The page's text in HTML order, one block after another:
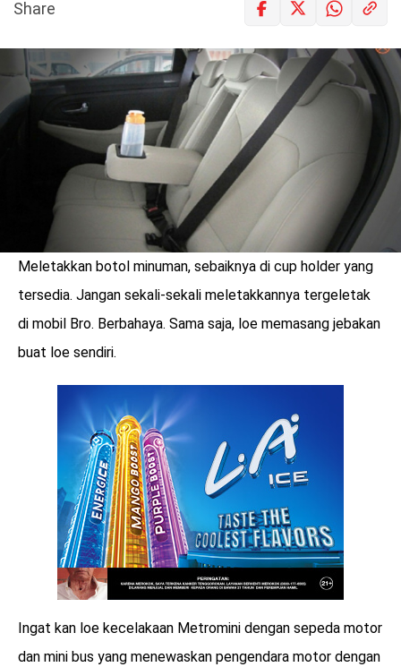
menarik
LOGIN
Share
Meletakkan botol minuman, sebaiknya di cup holder yang
tersedia. Jangan sekali-sekali meletakkannya tergeletak
di mobil Bro. Berbahaya. Sama saja, loe memasang jebakan
buat loe sendiri.
Ingat kan loe kecelakaan Metromini dengan sepeda motor
dan mini bus yang menewaskan pengendara motor dengan